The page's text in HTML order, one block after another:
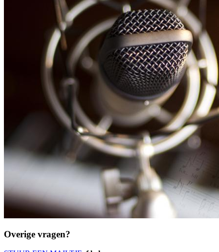
Overige vragen?